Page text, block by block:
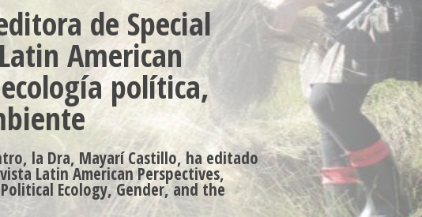
de Special
American
política,
la Dra, Mayarí Castillo, ha editado
Latin American Perspectives,
Ecology, Gender, and the